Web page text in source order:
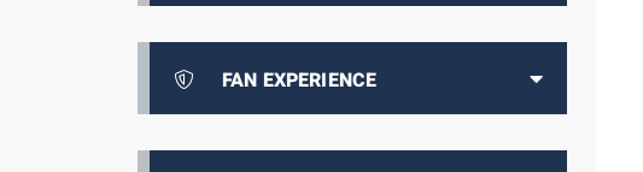
FAN EXPERIENCE